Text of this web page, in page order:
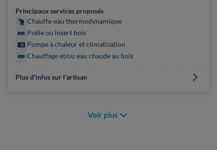
Principaux services proposés
Chauffe-eau thermodynamique
Poêle ou insert bois
Pompe à chaleur et climatisation
Chauffage et/ou eau chaude au bois
Plus d'infos sur l'artisan
Voir plus